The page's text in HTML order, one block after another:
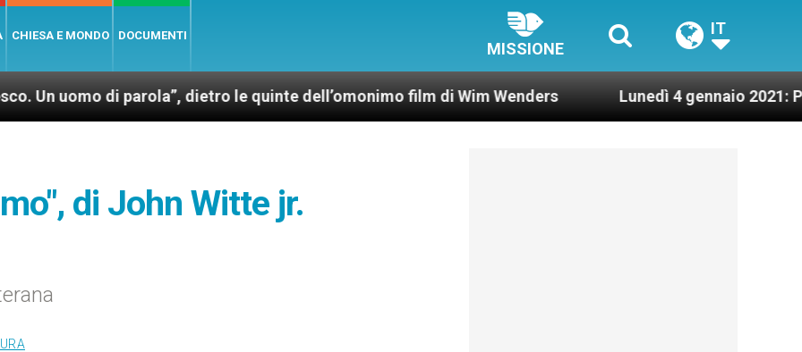
CHIESA E MONDO DOCUMENTI
MISSIONE
IT
di parola”, dietro le quinte dell’omonimo film di Wim Wenders Lunedì 4 gennaio 2021:
di John Witte jr.